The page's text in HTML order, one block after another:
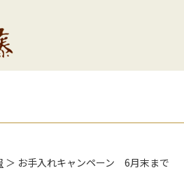
＞ お手入れキャンペーン 6月末まで